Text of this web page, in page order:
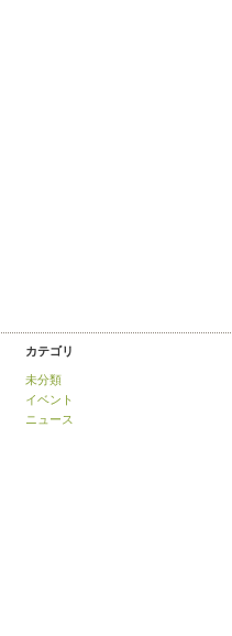
カテゴリ
未分類
イベント
ニュース